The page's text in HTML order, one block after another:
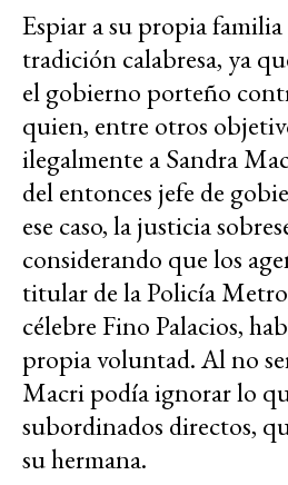
Espiar a su propia familia
tradición calabresa, ya
el gobierno porteño
quien, entre otros
ilegalmente a Sandra
del entonces jefe de
ese caso, la justicia
considerando que los
titular de la Policía
célebre Fino Palacios,
propia voluntad. Al no
Macri podía ignorar lo
subordinados directos,
su hermana.